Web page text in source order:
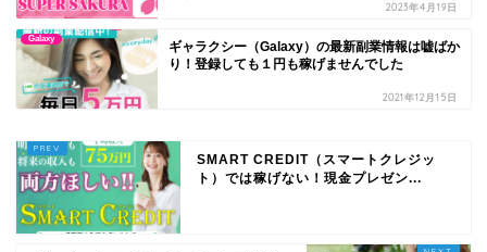
2023年4月19日
Galaxy
ギャラクシー（Galaxy）の最新副業情報は嘘ばか
り！登録しても１円も稼げませんでした
2021年12月15日
SMART CREDIT（スマートクレジッ
ト）では稼げない！現金プレゼン...